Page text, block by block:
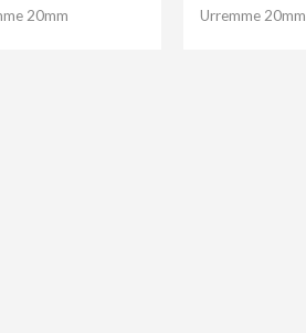
20mm Urremme 20mm